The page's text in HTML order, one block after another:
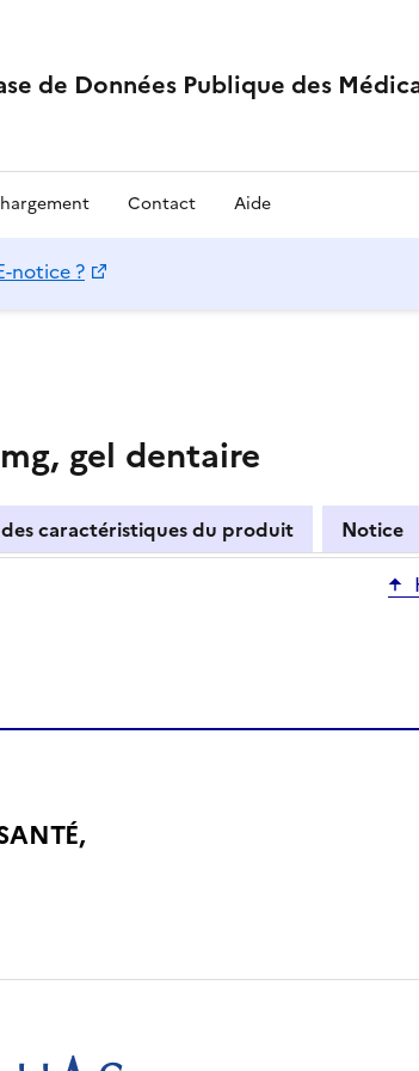
de Données Publique des
Contact Aide
notice ?
gel dentaire
des caractéristiques du produit
Notice